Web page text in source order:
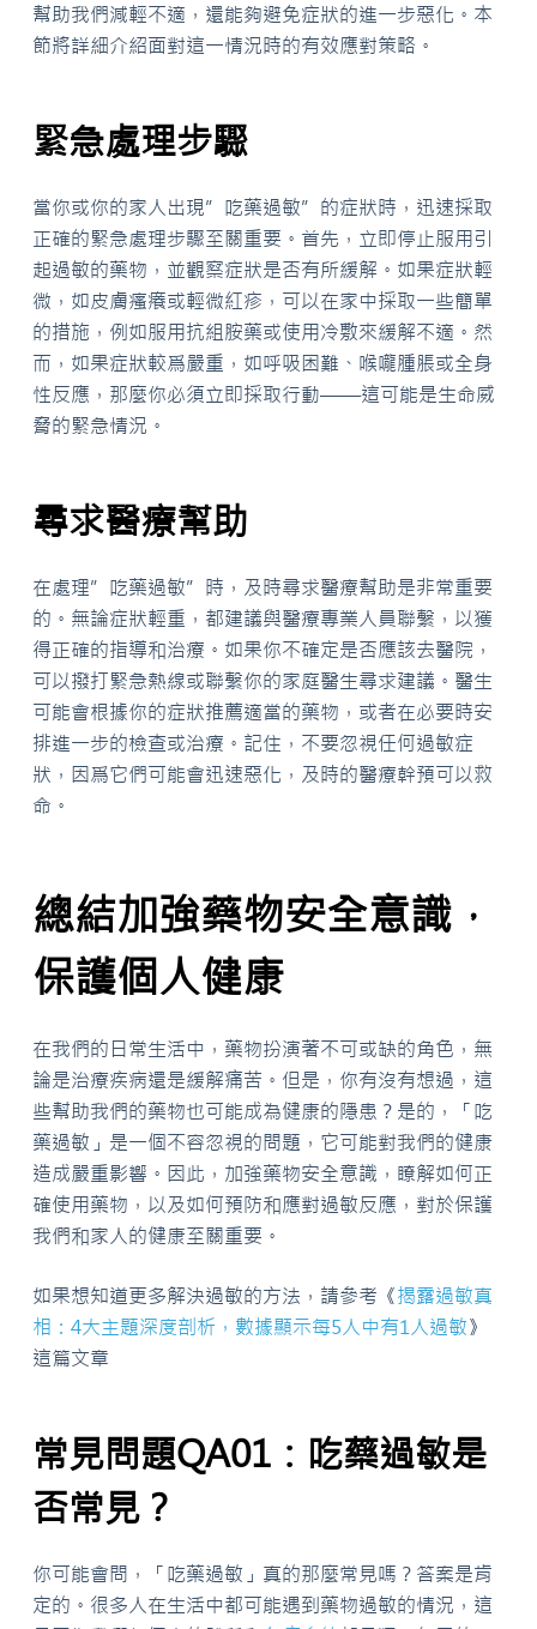
幫助我們減輕不適，還能夠避免症狀的進一步惡化。本
節將詳細介紹面對這一情況時的有效應對策略。
緊急處理步驟
當你或你的家人出現”吃藥過敏”的症狀時，迅速採取
正確的緊急處理步驟至關重要。首先，立即停止服用引
起過敏的藥物，並觀察症狀是否有所緩解。如果症狀輕
微，如皮膚瘙癢或輕微紅疹，可以在家中採取一些簡單
的措施，例如服用抗組胺藥或使用冷敷來緩解不適。然
而，如果症狀較爲嚴重，如呼吸困難、喉嚨腫脹或全身
性反應，那麼你必須立即採取行動——這可能是生命威
脅的緊急情況。
尋求醫療幫助
在處理”吃藥過敏”時，及時尋求醫療幫助是非常重要
的。無論症狀輕重，都建議與醫療專業人員聯繫，以獲
得正確的指導和治療。如果你不確定是否應該去醫院，
可以撥打緊急熱線或聯繫你的家庭醫生尋求建議。醫生
可能會根據你的症狀推薦適當的藥物，或者在必要時安
排進一步的檢查或治療。記住，不要忽視任何過敏症
狀，因爲它們可能會迅速惡化，及時的醫療幹預可以救
命。
總結加強藥物安全意識，
保護個人健康
在我們的日常生活中，藥物扮演著不可或缺的角色，無
論是治療疾病還是緩解痛苦。但是，你有沒有想過，這
些幫助我們的藥物也可能成為健康的隱患？是的，「吃
藥過敏」是一個不容忽視的問題，它可能對我們的健康
造成嚴重影響。因此，加強藥物安全意識，瞭解如何正
確使用藥物，以及如何預防和應對過敏反應，對於保護
我們和家人的健康至關重要。
如果想知道更多解決過敏的方法，請參考《揭露過敏真
相：4大主題深度剖析，數據顯示每5人中有1人過敏》
這篇文章
常見問題QA01：吃藥過敏是
否常見？
你可能會問，「吃藥過敏」真的那麼常見嗎？答案是肯
定的。很多人在生活中都可能遇到藥物過敏的情況，這